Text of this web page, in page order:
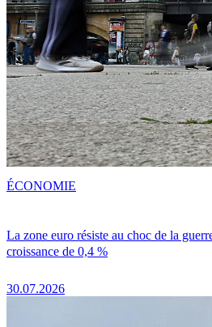
La zone euro résiste au choc de la
croissance de 0,4 %
30.07.2026
ÉCONOMIE